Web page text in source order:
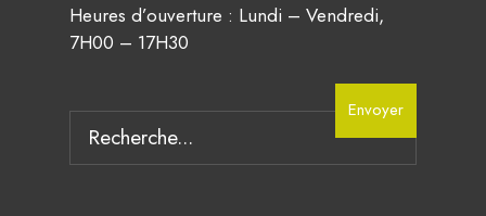
Heures d’ouverture : Lundi – Vendredi,
7H00 – 17H30
Search
for:
Envoyer